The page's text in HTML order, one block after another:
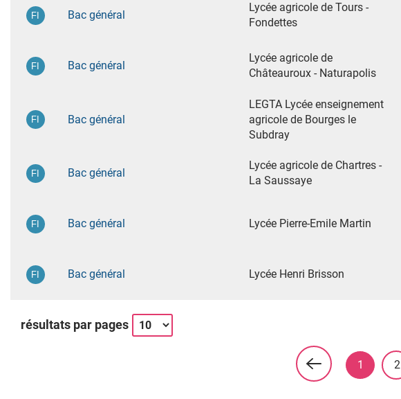
Bac général
Lycée agricole de Tours -
Fondettes
Bac général
Lycée agricole de
Châteauroux - Naturapolis
Bac général
LEGTA Lycée enseignement
agricole de Bourges le
Subdray
Bac général
Lycée agricole de Chartres -
La Saussaye
Bac général Lycée Pierre-Emile Martin
Bac général Lycée Henri Brisson
1 2
résultats par pages